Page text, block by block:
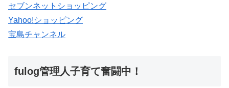
セブンネットショッピング
Yahoo!ショッピング
宝島チャンネル
fulog管理人子育て奮闘中！